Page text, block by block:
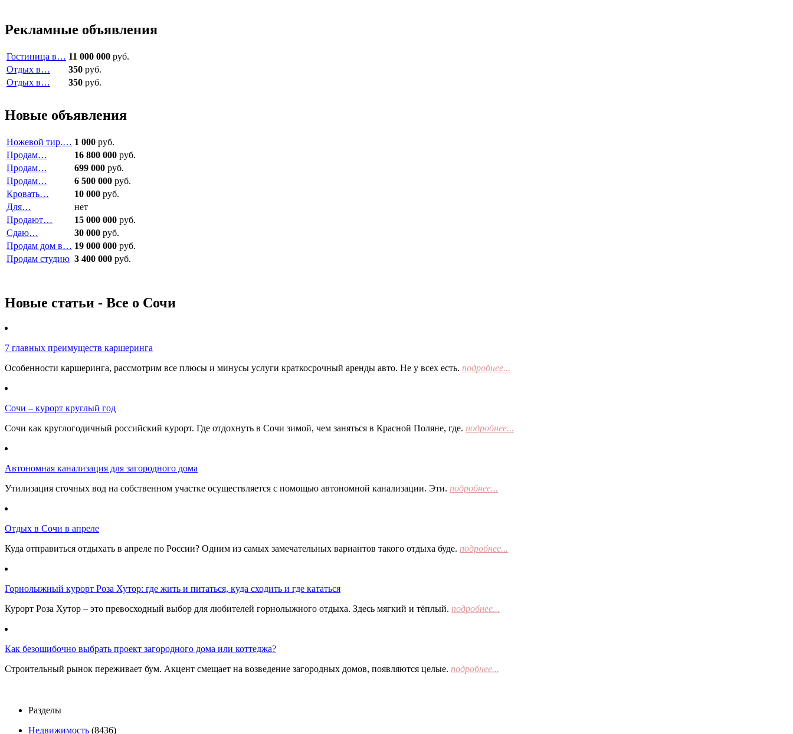
Рекламные объявления
Гостиница в… 11 000 000 руб.
Отдых в…
350 руб.
Отдых в…
350 руб.
Новые объявления
Ножевой тир.… 1 000 руб.
Продам…
16 800 000 руб.
Продам…
699 000 руб.
Продам…
6 500 000 руб.
Кровать…
10 000 руб.
Для…
нет
Продают…
15 000 000 руб.
Сдаю…
30 000 руб.
Продам дом в… 19 000 000 руб.
Продам студию 3 400 000 руб.
Новые статьи - Все о Сочи
7 главных преимуществ каршеринга
Особенности каршеринга, рассмотрим все плюсы и минусы услуги краткосрочный аренды авто. Не у всех есть. подробнее...
Сочи – курорт круглый год
Сочи как круглогодичный российский курорт. Где отдохнуть в Сочи зимой, чем заняться в Красной Поляне, где. подробнее...
Автономная канализация для загородного дома
Утилизация сточных вод на собственном участке осуществляется с помощью автономной канализации. Эти. подробнее...
Отдых в Сочи в апреле
Куда отправиться отдыхать в апреле по России? Одним из самых замечательных вариантов такого отдыха буде. подробнее...
Горнолыжный курорт Роза Хутор: где жить и питаться, куда сходить и где кататься
Курорт Роза Хутор – это превосходный выбор для любителей горнолыжного отдыха. Здесь мягкий и тёплый. подробнее...
Как безошибочно выбрать проект загородного дома или коттеджа?
Строительный рынок переживает бум. Акцент смещает на возведение загородных домов, появляются целые. подробнее...
Разделы
Недвижимость (8436)